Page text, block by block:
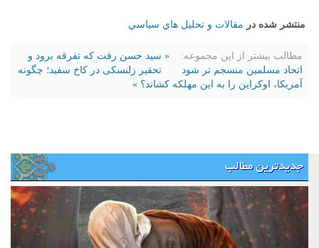
منتشر شده در مقالات و تحليل هاي سياسي
مطالب بیشتر از این مجموعه:
« سید حسن رفت که تفرقه برود و
اتحاد مسلمین منسجم تر شود
تحقیر زلنسکی در کاخ سفید؛ چگونه
آمریکا، اوکراین را به این مهلکه کشاند؟ »
جدیدترین مطالب